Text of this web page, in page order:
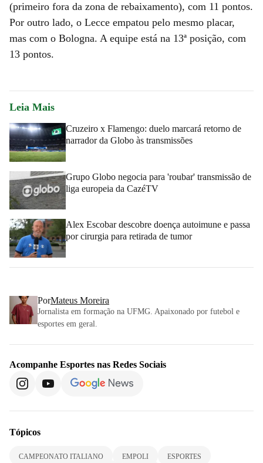
(primeiro fora da zona de rebaixamento), com 11 pontos.
Por outro lado, o Lecce empatou pelo mesmo placar,
mas com o Bologna. A equipe está na 13ª posição, com
13 pontos.
Leia Mais
Cruzeiro x Flamengo: duelo marcará retorno de
narrador da Globo às transmissões
Grupo Globo negocia para 'roubar' transmissão de
liga europeia da CazéTV
Alex Escobar descobre doença autoimune e passa
por cirurgia para retirada de tumor
PorMateus Moreira
Jornalista em formação na UFMG. Apaixonado por futebol e
esportes em geral.
Acompanhe Esportes nas Redes Sociais
Tópicos
CAMPEONATO ITALIANO EMPOLI ESPORTES